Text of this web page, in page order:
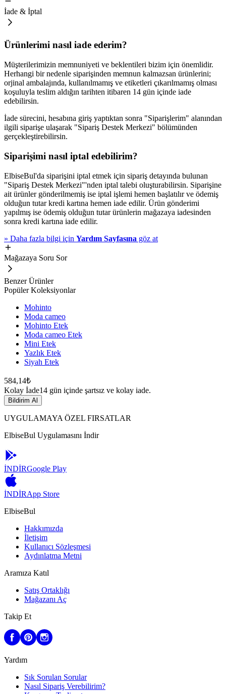
İade & İptal
Ürünlerimi nasıl iade ederim?
Müşterilerimizin memnuniyeti ve beklentileri bizim için önemlidir.
Herhangi bir nedenle siparişinden memnun kalmazsan ürünlerini;
orjinal ambalajında, kullanılmamış ve etiketleri çıkarılmamış olması
koşuluyla teslim aldığın tarihten itibaren 14 gün içinde iade
edebilirsin.
İade sürecini, hesabına giriş yaptıktan sonra "Siparişlerim" alanından
ilgili siparişe ulaşarak "Sipariş Destek Merkezi" bölümünden
gerçekleştirebilirsin.
Siparişimi nasıl iptal edebilirim?
ElbiseBul'da siparişini iptal etmek için sipariş detayında bulunan
"Sipariş Destek Merkezi"'nden iptal talebi oluşturabilirsin. Siparişine
ait ürünler gönderilmemiş ise iptal işlemi hemen başlatılır ve ödemiş
olduğun tutar kredi kartına hemen iade edilir. Ürün gönderimi
yapılmış ise ödemiş olduğun tutar ürünlerin mağazaya iadesinden
sonra kredi kartına iade edilir.
» Daha fazla bilgi için Yardım Sayfasına göz at
Mağazaya Soru Sor
Benzer Ürünler
Popüler Koleksiyonlar
Mohinto
Moda cameo
Mohinto Etek
Moda cameo Etek
Mini Etek
Yazlık Etek
Siyah Etek
584,14₺
Kolay İade14 gün içinde şartsız ve kolay iade.
Bildirim Al
UYGULAMAYA ÖZEL FIRSATLAR
ElbiseBul Uygulamasını İndir
İNDİRGoogle Play
İNDİRApp Store
ElbiseBul
Hakkımızda
İletişim
Kullanıcı Sözleşmesi
Aydınlatma Metni
Aramıza Katıl
Satış Ortaklığı
Mağazanı Aç
Takip Et
Yardım
Sık Sorulan Sorular
Nasıl Sipariş Verebilirim?